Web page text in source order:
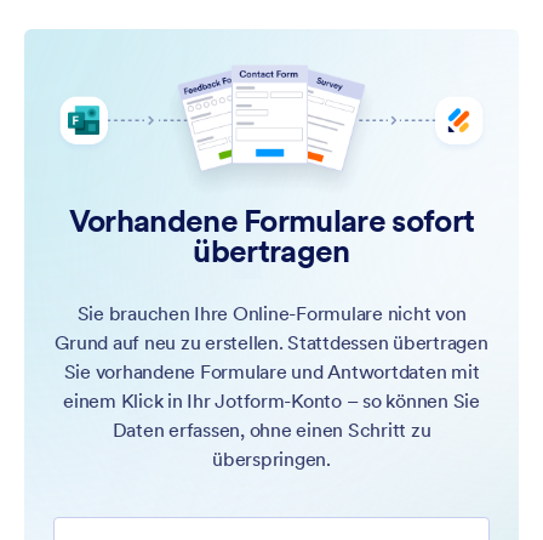
Vorhandene Formulare sofort
übertragen
Sie brauchen Ihre Online-Formulare nicht von
Grund auf neu zu erstellen. Stattdessen übertragen
Sie vorhandene Formulare und Antwortdaten mit
einem Klick in Ihr Jotform-Konto – so können Sie
Daten erfassen, ohne einen Schritt zu
überspringen.